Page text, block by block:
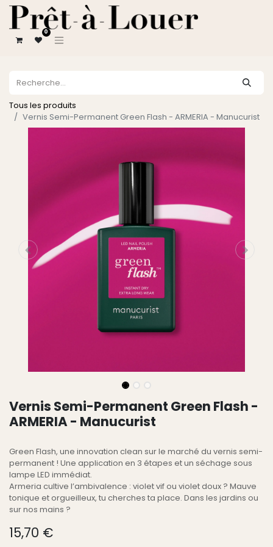
0
Tous les produits
Vernis Semi-Permanent Green Flash - ARMERIA - Manucurist
Vernis Semi-Permanent Green Flash -
ARMERIA - Manucurist
Green Flash, une innovation clean sur le marché du vernis semi-
permanent ! Une application en 3 étapes et un séchage sous
lampe LED immédiat.
Armeria cultive l’ambivalence : violet vif ou violet doux ? Mauve
tonique et orgueilleux, tu cherches ta place. Dans les jardins ou
sur nos mains ?
15,70 €